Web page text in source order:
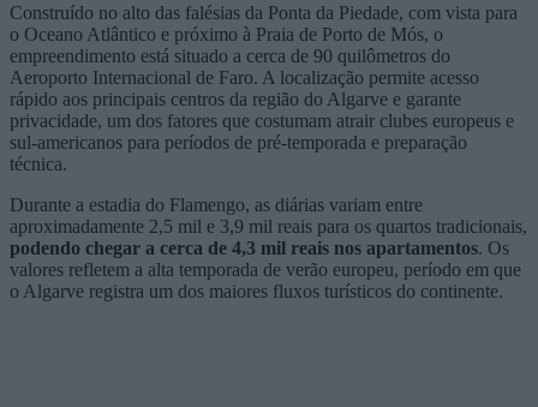
Construído no alto das falésias da Ponta da Piedade, com vista para
o Oceano Atlântico e próximo à Praia de Porto de Mós, o
empreendimento está situado a cerca de 90 quilômetros do
Aeroporto Internacional de Faro. A localização permite acesso
rápido aos principais centros da região do Algarve e garante
privacidade, um dos fatores que costumam atrair clubes europeus e
sul-americanos para períodos de pré-temporada e preparação
técnica.
Durante a estadia do Flamengo, as diárias variam entre
aproximadamente 2,5 mil e 3,9 mil reais para os quartos tradicionais,
podendo chegar a cerca de 4,3 mil reais nos apartamentos. Os
valores refletem a alta temporada de verão europeu, período em que
o Algarve registra um dos maiores fluxos turísticos do continente.